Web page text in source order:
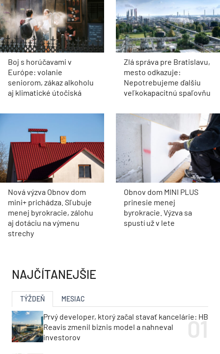
Boj s horúčavami v
Európe: volanie
seniorom, zákaz alkoholu
aj klimatické útočiská
Zlá správa pre Bratislavu,
mesto odkazuje:
Nepotrebujeme ďalšiu
veľkokapacitnú spaľovňu
Nová výzva Obnov dom
mini+ prichádza. Sľubuje
menej byrokracie, zálohu
aj dotáciu na výmenu
strechy
Obnov dom MINI PLUS
prinesie menej
byrokracie. Výzva sa
spustí už v lete
NAJČÍTANEJŠIE
TÝŽDEŇ MESIAC
Prvý developer, ktorý začal stavať kancelárie: HB
Reavis zmenil biznis model a nahneval
investorov